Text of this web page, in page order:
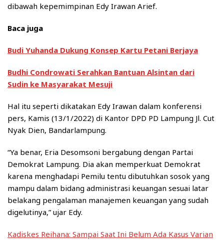
dibawah kepemimpinan Edy Irawan Arief.
Baca juga
Budi Yuhanda Dukung Konsep Kartu Petani Berjaya
Budhi Condrowati Serahkan Bantuan Alsintan dari
Sudin ke Masyarakat Mesuji
Hal itu seperti dikatakan Edy Irawan dalam konferensi
pers, Kamis (13/1/2022) di Kantor DPD PD Lampung Jl. Cut
Nyak Dien, Bandarlampung.
“Ya benar, Eria Desomsoni bergabung dengan Partai
Demokrat Lampung. Dia akan memperkuat Demokrat
karena menghadapi Pemilu tentu dibutuhkan sosok yang
mampu dalam bidang administrasi keuangan sesuai latar
belakang pengalaman manajemen keuangan yang sudah
digelutinya,” ujar Edy.
Kadiskes Reihana: Sampai Saat Ini Belum Ada Kasus Varian